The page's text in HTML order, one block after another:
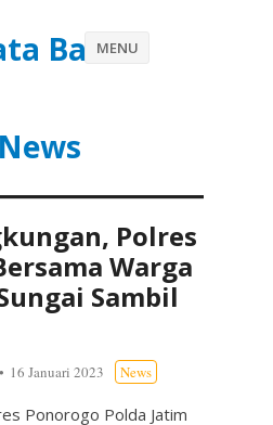
Batu
MENU
Polres
Warga
Sambil
16 Januari 2023 News
Ponorogo Polda Jatim